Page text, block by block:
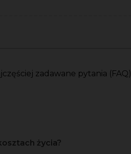
zadawane pytania (FAQ)
życia?